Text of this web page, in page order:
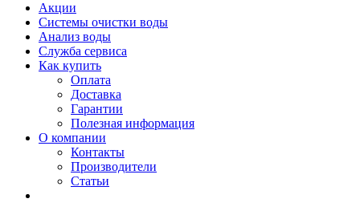
Акции
Системы очистки воды
Анализ воды
Служба сервиса
Как купить
Оплата
Доставка
Гарантии
Полезная информация
О компании
Контакты
Производители
Статьи